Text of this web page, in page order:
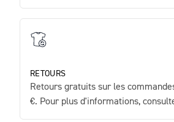
RETOURS
Retours gratuits sur les
€. Pour plus d'informations,